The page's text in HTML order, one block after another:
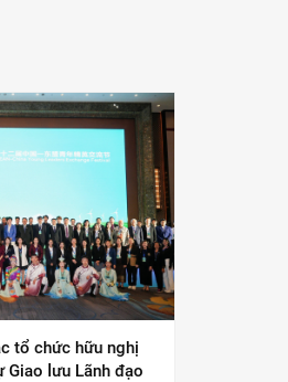
tổ chức hữu nghị
Giao lưu Lãnh đạo